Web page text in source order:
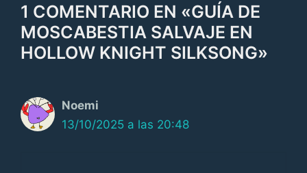
1 COMENTARIO EN «GUÍA DE
MOSCABESTIA SALVAJE EN
HOLLOW KNIGHT SILKSONG»
Noemi
13/10/2025 a las 20:48